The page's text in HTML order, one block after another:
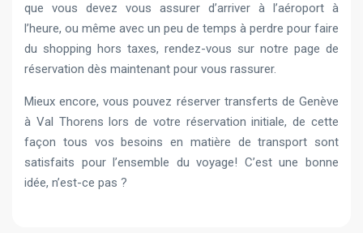
que vous devez vous assurer d’arriver à l’aéroport à
l’heure, ou même avec un peu de temps à perdre pour faire
du shopping hors taxes, rendez-vous sur notre page de
réservation dès maintenant pour vous rassurer.
Mieux encore, vous pouvez réserver transferts de Genève
à Val Thorens lors de votre réservation initiale, de cette
façon tous vos besoins en matière de transport sont
satisfaits pour l’ensemble du voyage! C’est une bonne
idée, n’est-ce pas ?